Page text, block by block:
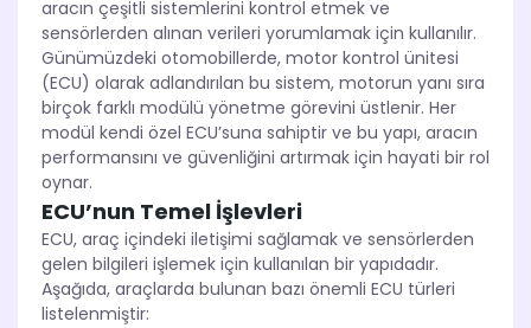
aracın çeşitli sistemlerini kontrol etmek ve
sensörlerden alınan verileri yorumlamak için kullanılır.
Günümüzdeki otomobillerde, motor kontrol ünitesi
(ECU) olarak adlandırılan bu sistem, motorun yanı sıra
birçok farklı modülü yönetme görevini üstlenir. Her
modül kendi özel ECU’suna sahiptir ve bu yapı, aracın
performansını ve güvenliğini artırmak için hayati bir rol
oynar.
ECU’nun Temel İşlevleri
ECU, araç içindeki iletişimi sağlamak ve sensörlerden
gelen bilgileri işlemek için kullanılan bir yapıdadır.
Aşağıda, araçlarda bulunan bazı önemli ECU türleri
listelenmiştir: